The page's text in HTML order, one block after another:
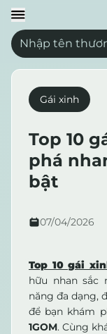
Gái xinh
Top 10
phá
bật
07/04/2026
Top 10 gái
hữu nhan sắc
năng đa dạng,
để bạn khám
1GOM. Cùng